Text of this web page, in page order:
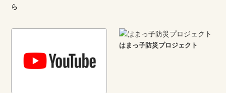
ら
はまっ子防災プロジェクト